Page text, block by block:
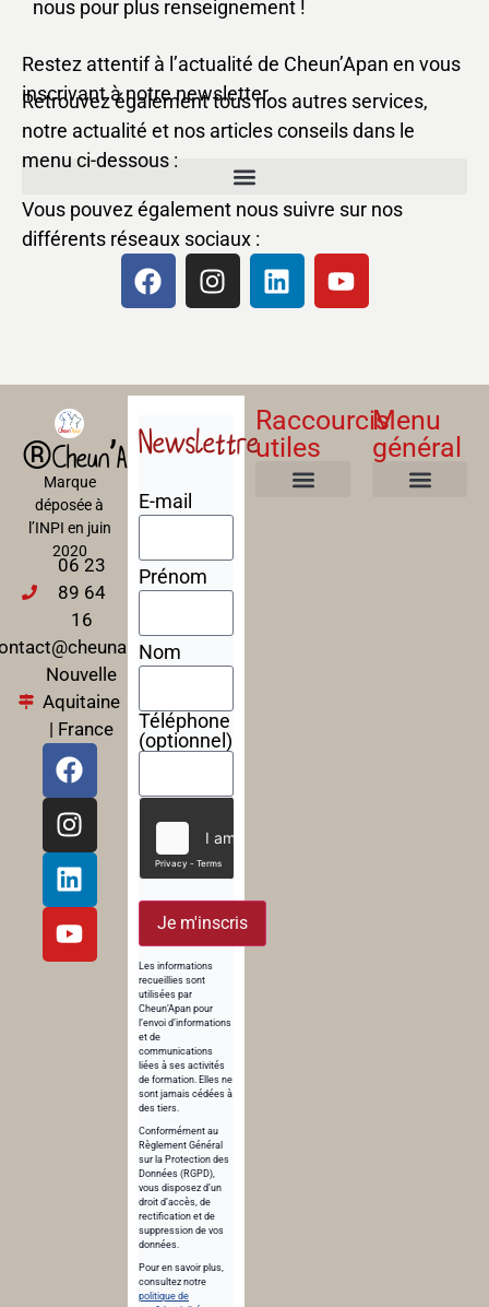
nous pour plus renseignement !
Restez attentif à l’actualité de Cheun’Apan en vous
inscrivant à notre newsletter.
Retrouvez également tous nos autres services,
notre actualité et nos articles conseils dans le
menu ci-dessous :
Vous pouvez également nous suivre sur nos
différents réseaux sociaux :
®Cheun’Apan
Marque
déposée à
l’INPI en juin
2020
06 23
89 64
16
Nouvelle
Aquitaine
| France
Newslettre
E-mail
Prénom
Nom
Téléphone
(optionnel)
Je m'inscris
Les informations
recueillies sont
utilisées par
Cheun’Apan pour
l’envoi d’informations
et de
communications
liées à ses activités
de formation. Elles ne
sont jamais cédées à
des tiers.
Conformément au
Règlement Général
sur la Protection des
Données (RGPD),
vous disposez d’un
droit d’accès, de
rectification et de
suppression de vos
données.
Pour en savoir plus,
consultez notre
politique de
Raccourcis
utiles
Menu
général